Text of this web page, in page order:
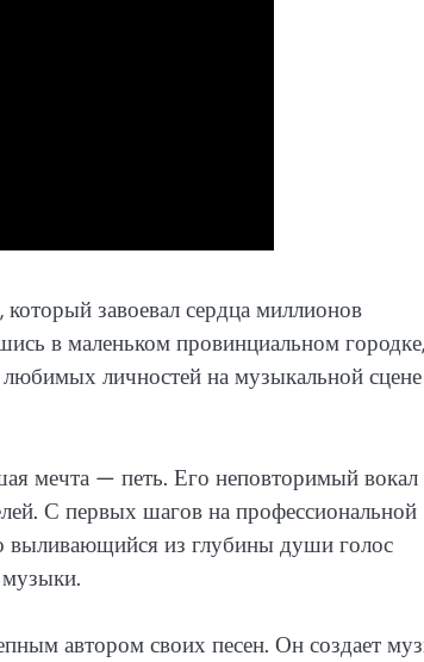
завоевал сердца миллионов
в маленьком провинциальном
личностей на музыкальной сцене
мечта — петь. Его неповторимый
С первых шагов на профессиональной
выливающийся из глубины души голос
автором своих песен. Он создает